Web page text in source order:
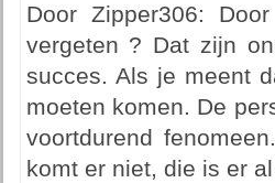
Door Zipper306:
vergeten ? Dat zijn
succes. Als je meent
moeten komen. De
voortdurend
komt er niet, die is er